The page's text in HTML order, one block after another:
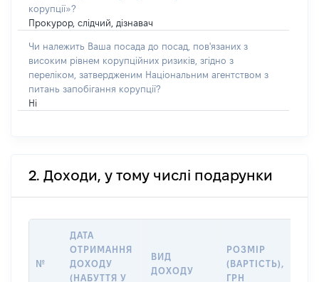
корупції»?
Прокурор, слідчий, дізнавач
Чи належить Ваша посада до посад, пов'язаних з
високим рівнем корупційних ризиків, згідно з
переліком, затвердженим Національним агентством з
питань запобігання корупції?
Ні
2. Доходи, у тому числі подарунки
№
ДАТА
ОТРИМАННЯ
ДОХОДУ
(НАБУТТЯ У
ВИД
ДОХОДУ
РОЗМІР
(ВАРТІСТЬ),
ГРН